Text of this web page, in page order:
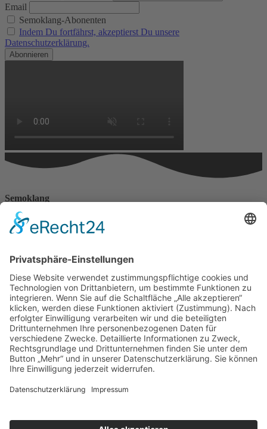
Email
Semoklang-Abonenten
Indem Du fortfährst, akzeptierst Du unsere
Datenschutzerklärung.
Semoklang
Haus der Lebenskraft
Erzbergerstr. 15
88239 Wangen
Telefonnummer: 0170 777 4388
Impressum
Datenschutzerklärungen
Datenschutzerklärung
Datenschutzerklärung Social–Media–Auftritte
Impressum
Datenschutzerklärungen
Datenschutzerklärung